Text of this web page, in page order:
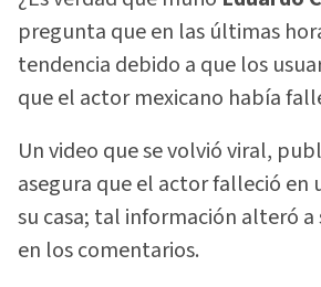
pregunta que en las últimas
tendencia debido a que los
que el actor mexicano había
Un video que se volvió viral,
asegura que el actor falleció en
su casa; tal información alteró a
en los comentarios.